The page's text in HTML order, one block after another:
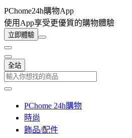
PChome24h購物App
使用App享受更優質的購物體驗
立即體驗
全站
PChome 24h購物
時尚
飾品/配件